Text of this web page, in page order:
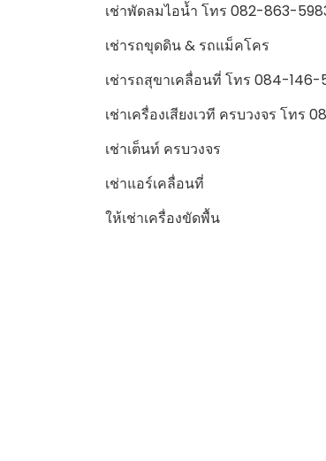
เช่าพัดลมไอน้ำ โทร 082-863-
เช่ารถขุดดิน & รถแม็คโคร
เช่ารถสุขาเคลื่อนที่ โทร 084-146-
เช่าเครื่องเสียงเวที ครบวงจร โทร
เช่าเต็นท์ ครบวงจร
เช่าแอร์เคลื่อนที่
ให้เช่าเครื่องขัดพื้น